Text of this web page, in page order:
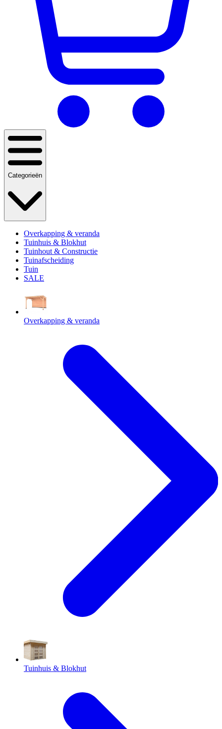
Categorieën
Overkapping & veranda
Tuinhuis & Blokhut
Tuinhout & Constructie
Tuinafscheiding
Tuin
SALE
Overkapping & veranda
Tuinhuis & Blokhut